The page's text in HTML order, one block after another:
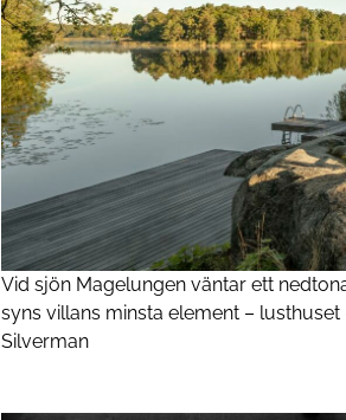
Vid sjön ­Magelungen väntar ett
syns villans minsta element –
Silverman